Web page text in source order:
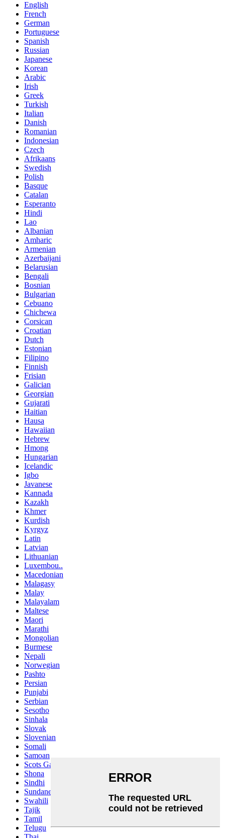
English
French
German
Portuguese
Spanish
Russian
Japanese
Korean
Arabic
Irish
Greek
Turkish
Italian
Danish
Romanian
Indonesian
Czech
Afrikaans
Swedish
Polish
Basque
Catalan
Esperanto
Hindi
Lao
Albanian
Amharic
Armenian
Azerbaijani
Belarusian
Bengali
Bosnian
Bulgarian
Cebuano
Chichewa
Corsican
Croatian
Dutch
Estonian
Filipino
Finnish
Frisian
Galician
Georgian
Gujarati
Haitian
Hausa
Hawaiian
Hebrew
Hmong
Hungarian
Icelandic
Igbo
Javanese
Kannada
Kazakh
Khmer
Kurdish
Kyrgyz
Latin
Latvian
Lithuanian
Luxembou..
Macedonian
Malagasy
Malay
Malayalam
Maltese
Maori
Marathi
Mongolian
Burmese
Nepali
Norwegian
Pashto
Persian
Punjabi
Serbian
Sesotho
Sinhala
Slovak
Slovenian
Somali
Samoan
Scots Gaelic
Shona
Sindhi
Sundanese
Swahili
Tajik
Tamil
Telugu